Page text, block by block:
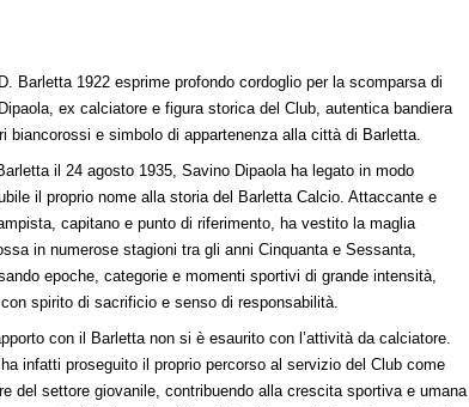
Barletta 1922 esprime profondo cordoglio per la scomparsa di
ex calciatore e figura storica del Club, autentica bandiera
biancorossi e simbolo di appartenenza alla città di Barletta.
il 24 agosto 1935, Savino Dipaola ha legato in modo
il proprio nome alla storia del Barletta Calcio. Attaccante e
capitano e punto di riferimento, ha vestito la maglia
in numerose stagioni tra gli anni Cinquanta e Sessanta,
epoche, categorie e momenti sportivi di grande intensità,
spirito di sacrificio e senso di responsabilità.
con il Barletta non si è esaurito con l’attività da calciatore.
ha infatti proseguito il proprio percorso al servizio del Club come
del settore giovanile, contribuendo alla crescita sportiva e umana